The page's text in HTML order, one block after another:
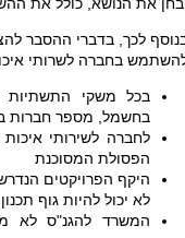
לכך, בדברי ההסבר
בחברה לשרותי
בכל משקי התשתיות
בחשמל, מספר חברות
לחברה לשירותי
הפסולת המסוכנת
היקף הפרויקטים
לא יכול להיות גוף
המשרד להגנ"ס לא